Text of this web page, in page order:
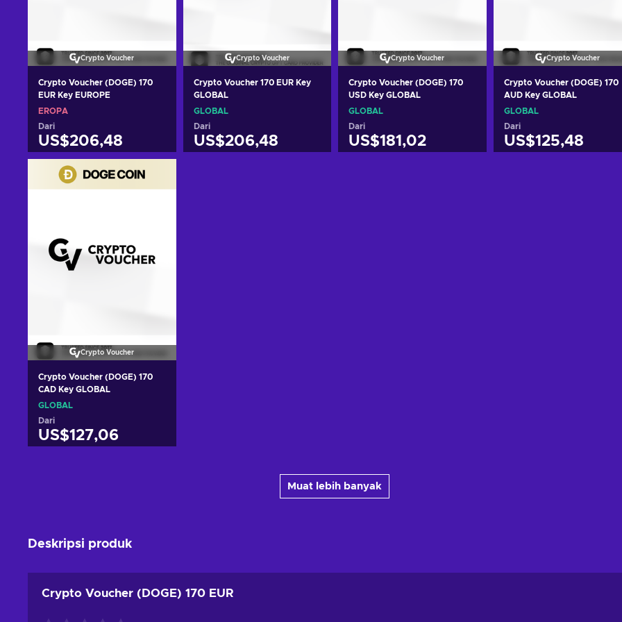
Crypto Voucher
Crypto Voucher (DOGE) 170
EUR Key EUROPE
EROPA
Dari
US$206,48
Tambah ke keranjang
Crypto Voucher
Crypto Voucher 170 EUR Key
GLOBAL
GLOBAL
Dari
US$206,48
Crypto Voucher
Crypto Voucher (DOGE) 170
USD Key GLOBAL
GLOBAL
Dari
US$181,02
Crypto Voucher
Crypto Voucher (DOGE) 170
AUD Key GLOBAL
GLOBAL
Dari
US$125,48
Crypto Voucher
Crypto Voucher (DOGE) 170
CAD Key GLOBAL
GLOBAL
Dari
US$127,06
Muat lebih banyak
Deskripsi produk
Crypto Voucher (DOGE) 170 EUR